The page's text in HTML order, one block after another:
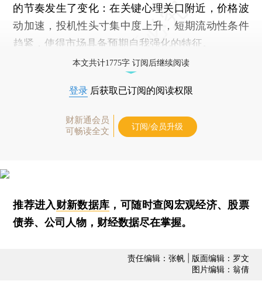
的节奏发生了变化：在关键心理关口附近，价格波
动加速，投机性头寸集中度上升，短期流动性条件
趋紧，使得市场具备预期自我强化的特征。
本文共计1775字 订阅后继续阅读
登录 后获取已订阅的阅读权限
财新通会员
可畅读全文
订阅/会员升级
推荐进入财新数据库 ，可随时查阅宏观经济、股票
债券、公司人物，财经数据尽在掌握。
责任编辑：张帆 | 版面编辑：罗文
图片编辑：翁倩